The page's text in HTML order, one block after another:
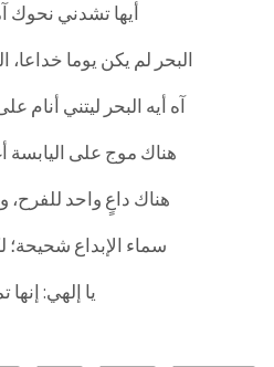
أيها تشدني نحوك
البحر لم يكن يوما
آه أيه البحر ليتني
هناك موج على اليابسة
هناك داعٍ واحد للفرح،
سماء الإبداع شحيحة؛
يا إلهي: